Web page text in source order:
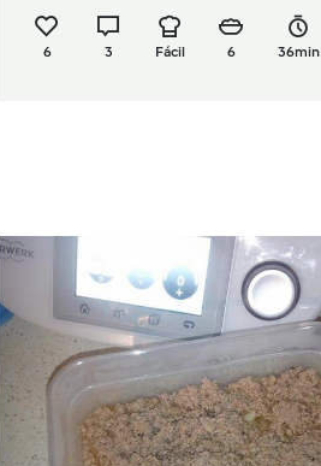
6 3 Fácil 6 36min